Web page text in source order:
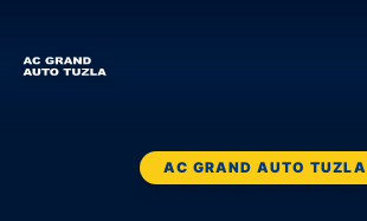
AC GRAND AUTO TUZLA